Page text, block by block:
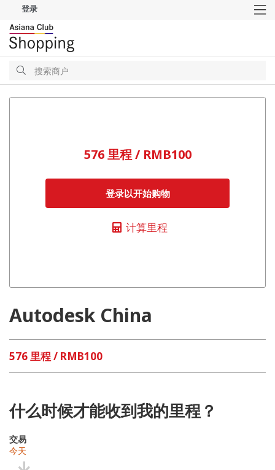
登录
搜
索搜
索
576 里程 / RMB100
登录以开始购物
计算里程
Autodesk China
576 里程 / RMB100
什么时候才能收到我的里程？
交易
今天